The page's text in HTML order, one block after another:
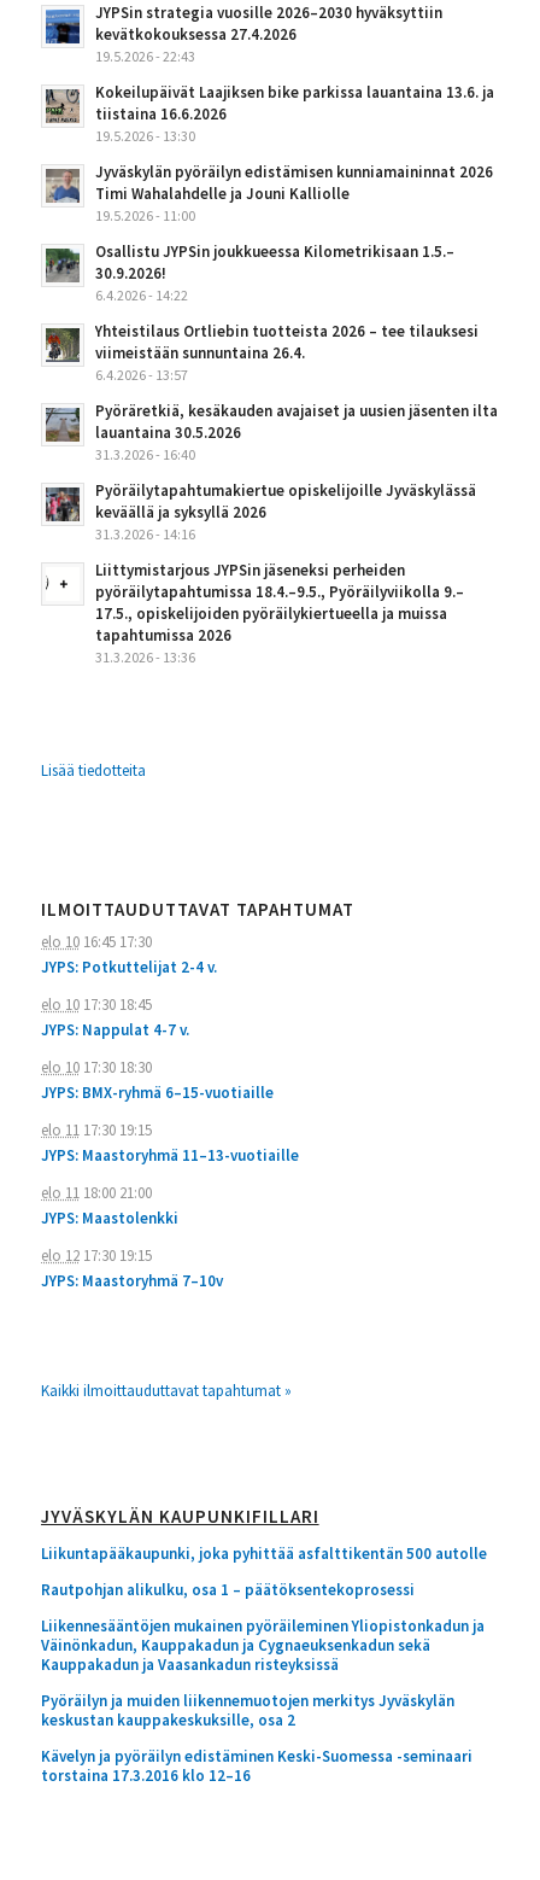
JYPSin strategia vuosille 2026–2030 hyväksyttiin
kevätkokouksessa 27.4.2026
19.5.2026 - 22:43
Kokeilupäivät Laajiksen bike parkissa lauantaina 13.6. ja
tiistaina 16.6.2026
19.5.2026 - 13:30
Jyväskylän pyöräilyn edistämisen kunniamaininnat 2026
Timi Wahalahdelle ja Jouni Kalliolle
19.5.2026 - 11:00
Osallistu JYPSin joukkueessa Kilometrikisaan 1.5.–
30.9.2026!
6.4.2026 - 14:22
Yhteistilaus Ortliebin tuotteista 2026 – tee tilauksesi
viimeistään sunnuntaina 26.4.
6.4.2026 - 13:57
Pyöräretkiä, kesäkauden avajaiset ja uusien jäsenten ilta
lauantaina 30.5.2026
31.3.2026 - 16:40
Pyöräilytapahtumakiertue opiskelijoille Jyväskylässä
keväällä ja syksyllä 2026
31.3.2026 - 14:16
Liittymistarjous JYPSin jäseneksi perheiden
pyöräilytapahtumissa 18.4.–9.5., Pyöräilyviikolla 9.–
17.5., opiskelijoiden pyöräilykiertueella ja muissa
tapahtumissa 2026
31.3.2026 - 13:36
Lisää tiedotteita
ILMOITTAUDUTTAVAT TAPAHTUMAT
elo 1016:45 17:30
JYPS: Potkuttelijat 2-4 v.
elo 1017:30 18:45
JYPS: Nappulat 4-7 v.
elo 1017:30 18:30
JYPS: BMX-ryhmä 6–15-vuotiaille
elo 1117:30 19:15
JYPS: Maastoryhmä 11–13-vuotiaille
elo 1118:00 21:00
JYPS: Maastolenkki
elo 1217:30 19:15
JYPS: Maastoryhmä 7–10v
Kaikki ilmoittauduttavat tapahtumat »
JYVÄSKYLÄN KAUPUNKIFILLARI
Liikuntapääkaupunki, joka pyhittää asfalttikentän 500 autolle
Rautpohjan alikulku, osa 1 – päätöksentekoprosessi
Liikennesääntöjen mukainen pyöräileminen Yliopistonkadun ja
Väinönkadun, Kauppakadun ja Cygnaeuksenkadun sekä
Kauppakadun ja Vaasankadun risteyksissä
Pyöräilyn ja muiden liikennemuotojen merkitys Jyväskylän
keskustan kauppakeskuksille, osa 2
Kävelyn ja pyöräilyn edistäminen Keski-Suomessa -seminaari
torstaina 17.3.2016 klo 12–16